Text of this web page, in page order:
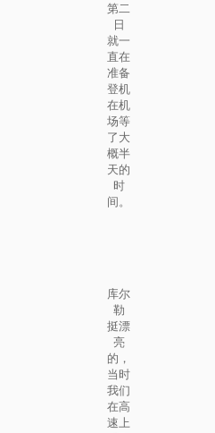
第二
日
就一
直在
准备
登机
在机
场等
了大
概半
天的
时
间。
库尔
勒
挺漂
亮
的，
当时
我们
在高
速上